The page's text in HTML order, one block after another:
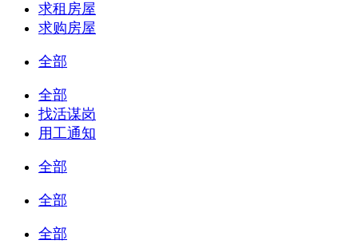
求租房屋
求购房屋
全部
全部
找活谋岗
用工通知
全部
全部
全部